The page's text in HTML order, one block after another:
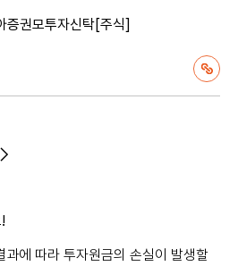
증권모투자신탁[주식]
과에 따라 투자원금의 손실이 발생할